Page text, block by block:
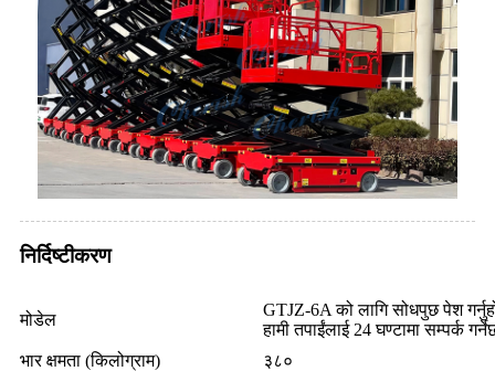
निर्दिष्टीकरण
मोडेल
GTJZ-6A को लागि सोधपुछ पेश
हामी तपाईंलाई 24 घण्टामा सम्पर्क
भार क्षमता (किलोग्राम)
३८०